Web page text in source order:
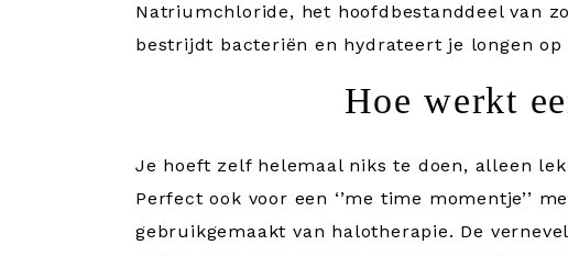
Natriumchloride, het hoofdbestanddeel van
bestrijdt bacteriën en hydrateert je longen
Hoe werkt
Je hoeft zelf helemaal niks te doen, alleen
Perfect ook voor een ‘’me time momentje’’
gebruikgemaakt van halotherapie. De